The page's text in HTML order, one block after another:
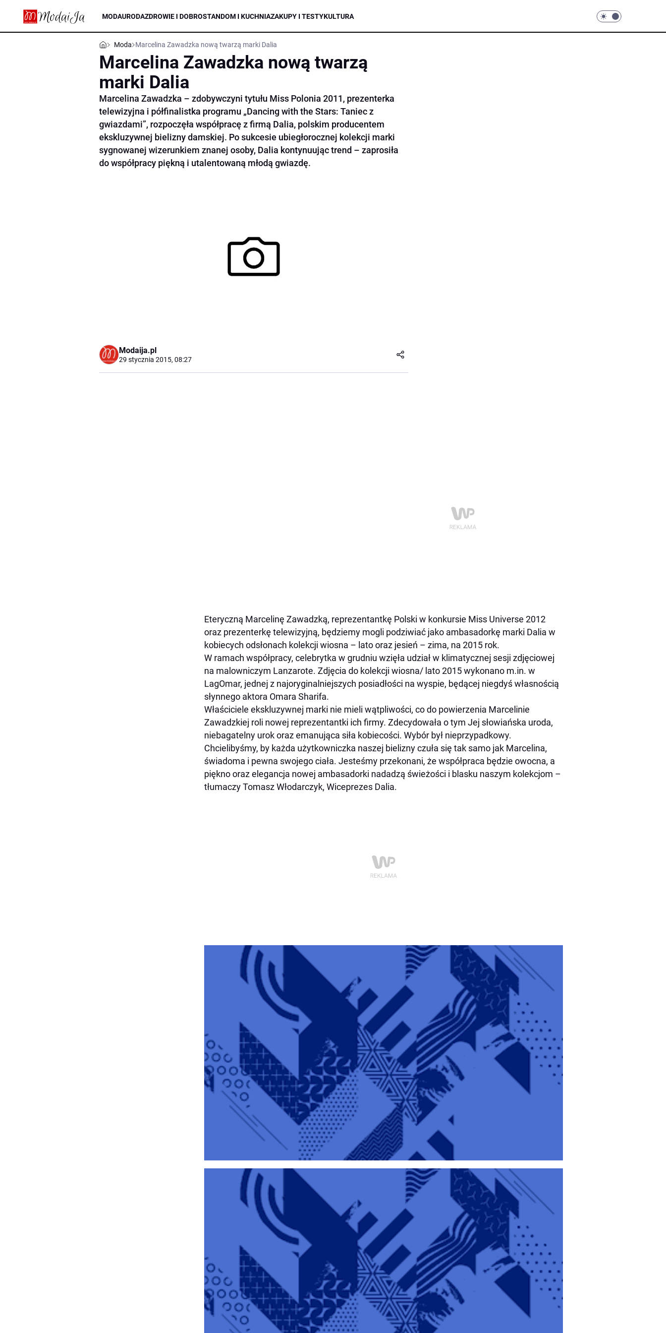
MODAURODAZDROWIE I DOBROSTANDOM I KUCHNIAZAKUPY I TESTYKULTURA
Moda Marcelina Zawadzka nową twarzą marki Dalia
Marcelina Zawadzka nową twarzą
marki Dalia
Marcelina Zawadzka – zdobywczyni tytułu Miss Polonia 2011, prezenterka
telewizyjna i półfinalistka programu „Dancing with the Stars: Taniec z
gwiazdami”, rozpoczęła współpracę z firmą Dalia, polskim producentem
ekskluzywnej bielizny damskiej. Po sukcesie ubiegłorocznej kolekcji marki
sygnowanej wizerunkiem znanej osoby, Dalia kontynuując trend – zaprosiła
do współpracy piękną i utalentowaną młodą gwiazdę.
Modaija.pl
29 stycznia 2015, 08:27
Eteryczną Marcelinę Zawadzką, reprezentantkę Polski w konkursie Miss Universe 2012
oraz prezenterkę telewizyjną, będziemy mogli podziwiać jako ambasadorkę marki Dalia w
kobiecych odsłonach kolekcji wiosna – lato oraz jesień – zima, na 2015 rok.
W ramach współpracy, celebrytka w grudniu wzięła udział w klimatycznej sesji zdjęciowej
na malowniczym Lanzarote. Zdjęcia do kolekcji wiosna/ lato 2015 wykonano m.in. w
LagOmar, jednej z najoryginalniejszych posiadłości na wyspie, będącej niegdyś własnością
słynnego aktora Omara Sharifa.
Właściciele ekskluzywnej marki nie mieli wątpliwości, co do powierzenia Marcelinie
Zawadzkiej roli nowej reprezentantki ich firmy. Zdecydowała o tym Jej słowiańska uroda,
niebagatelny urok oraz emanująca siła kobiecości. Wybór był nieprzypadkowy.
Chcielibyśmy, by każda użytkowniczka naszej bielizny czuła się tak samo jak Marcelina,
świadoma i pewna swojego ciała. Jesteśmy przekonani, że współpraca będzie owocna, a
piękno oraz elegancja nowej ambasadorki nadadzą świeżości i blasku naszym kolekcjom –
tłumaczy Tomasz Włodarczyk, Wiceprezes Dalia.